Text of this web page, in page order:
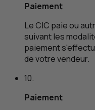
Paiement
LeCIC paie ou
suivant les
paiement
de votre vendeur.
10.
Paiement